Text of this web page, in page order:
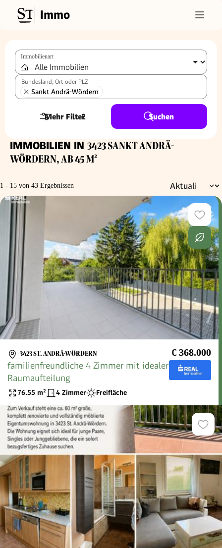
Immo
Immobilienart
Bundesland, Ort oder PLZ
Sankt Andrä-Wördern
Mehr Filter
2 Suchen
IMMOBILIEN IN 3423 SANKT ANDRÄ-
WÖRDERN, AB 45 M²
1 - 15 von 43 Ergebnissen
3423 ST. ANDRÄ-WÖRDERN € 368.000
familienfreundliche 4 Zimmer mit idealer
Raumaufteilung
76.55 m² 4 Zimmer Freifläche